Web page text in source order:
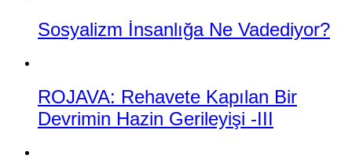
Sosyalizm İnsanlığa Ne Vadediyor?
ROJAVA: Rehavete Kapılan Bir
Devrimin Hazin Gerileyişi -III